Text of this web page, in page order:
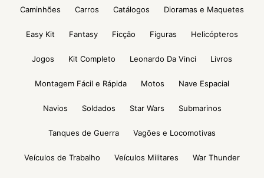
Caminhões Carros Catálogos Dioramas e Maquetes
Easy Kit Fantasy Ficção Figuras Helicópteros
Jogos Kit Completo Leonardo Da Vinci Livros
Montagem Fácil e Rápida Motos Nave Espacial
Navios Soldados Star Wars Submarinos
Tanques de Guerra Vagões e Locomotivas
Veículos de Trabalho Veículos Militares War Thunder